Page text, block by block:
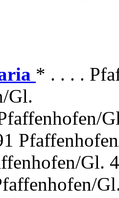
* . . . .
Gl.
Gl.